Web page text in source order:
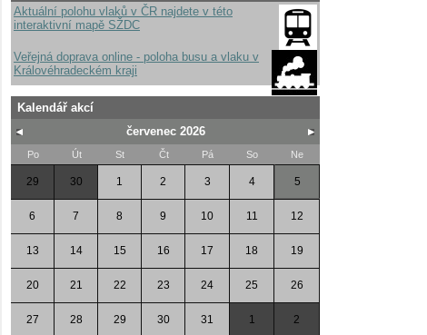
Aktuální polohu vlaků v ČR najdete v této
interaktivní mapě SŽDC
Veřejná doprava online - poloha busu a vlaku v
Královéhradeckém kraji
Kalendář akcí
červenec 2026
Po Út St Čt Pá So Ne
29 30 1 2 3 4 5
6 7 8 9 10 11 12
13 14 15 16 17 18 19
20 21 22 23 24 25 26
27 28 29 30 31 1 2